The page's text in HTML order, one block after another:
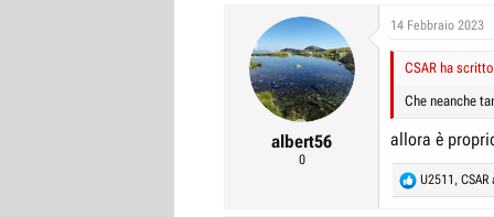
albert56
0
14 Febbraio 2023
CSAR ha
Che neanche
allora è
R
e
U2511 , CSAR